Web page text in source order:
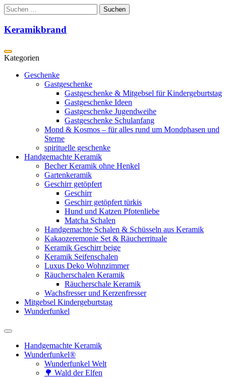
Zum
Inhalt
springen
Suchen
nach:
Keramikbrand
Geschenke
Gastgeschenke
Gastgeschenke & Mitgebsel für Kindergeburtstag
Gastgeschenke Ideen
Gastgeschenke Jugendweihe
Gastgeschenke Schulanfang
Mond & Kosmos – für alles rund um Mondphasen und
Sterne
spirituelle geschenke
Handgemachte Keramik
Becher Keramik ohne Henkel
Gartenkeramik
Geschirr getöpfert
Geschirr
Geschirr getöpfert türkis
Hund und Katzen Pfotenliebe
Matcha Schalen
Handgemachte Schalen & Schüsseln aus Keramik
Kakaozeremonie Set & Räucherrituale
Keramik Geschirr beige
Keramik Seifenschalen
Luxus Deko Wohnzimmer
Räucherschalen Keramik
Räucherschale Keramik
Wachsfresser und Kerzenfresser
Mitgebsel Kindergeburtstag
Wunderfunkel
Handgemachte Keramik
Wunderfunkel®
Wunderfunkel Welt
🌳 Wald der Elfen